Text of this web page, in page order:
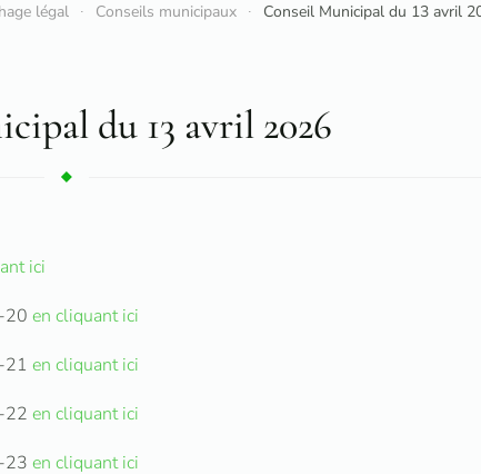
légal Conseils municipaux Conseil Municipal du 13 avril
du 13 avril 2026
ici
20 en cliquant ici
21 en cliquant ici
22 en cliquant ici
23 en cliquant ici